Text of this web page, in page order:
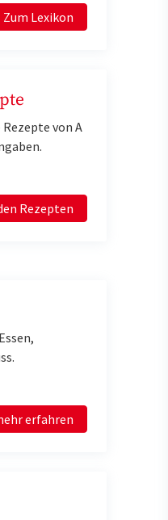
Zum Lexikon
Rezepte von A
Rezepten
erfahren